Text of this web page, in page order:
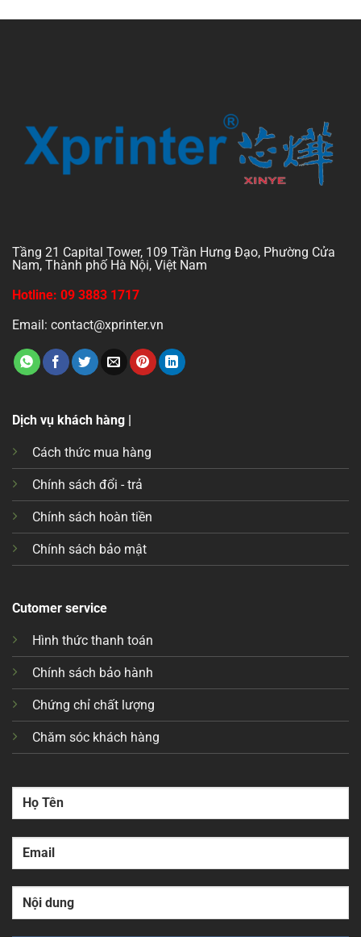
Tầng 21 Capital Tower, 109 Trần Hưng Đạo, Phường Cửa
Nam, Thành phố Hà Nội, Việt Nam
Hotline: 09 3883 1717
Email: contact@xprinter.vn
Dịch vụ khách hàng |
Cách thức mua hàng
Chính sách đổi - trả
Chính sách hoàn tiền
Chính sách bảo mật
Cutomer service
Hình thức thanh toán
Chính sách bảo hành
Chứng chỉ chất lượng
Chăm sóc khách hàng